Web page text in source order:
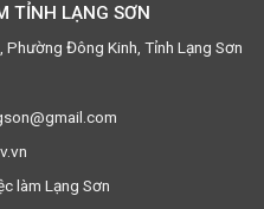
TỈNH LẠNG SƠN
Đông Kinh, Tỉnh Lạng Sơn
làm Lạng Sơn